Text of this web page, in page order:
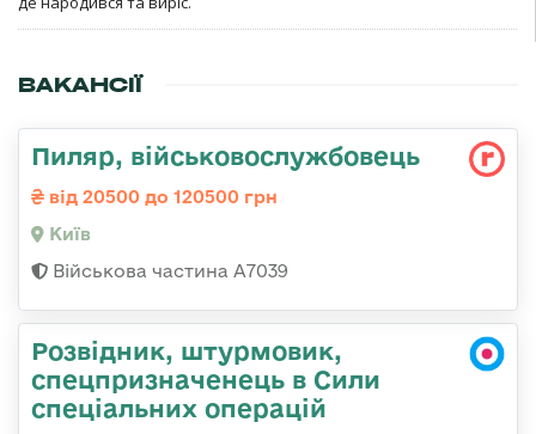
ВАКАНСІЇ
Пиляр, військовослужбовець
від 20500 до 120500 грн
Київ
Військова частина А7039
Розвідник, штурмовик,
спецпризначенець в Сили
спеціальних операцій